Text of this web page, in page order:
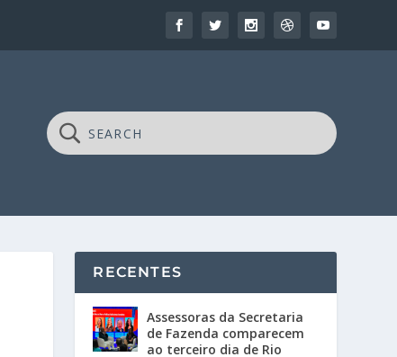
RECENTES
Assessoras da Secretaria
de Fazenda comparecem
ao terceiro dia de Rio